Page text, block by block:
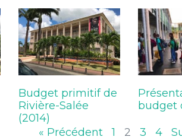
Budget primitif de
Rivière-Salée
(2014)
budget
« Précédent
1 2 3 4